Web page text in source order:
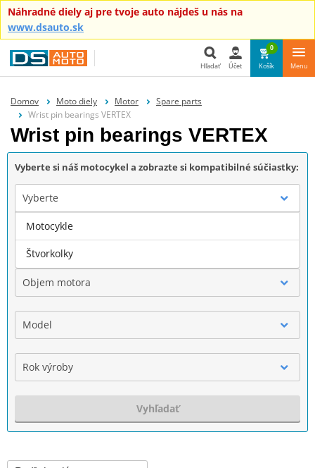
Náhradné diely aj pre tvoje auto nájdeš u nás na
www.dsauto.sk
Hľadať Účet
0
Košík Menu
Domov Moto diely Motor
Spare parts
Wrist pin bearings VERTEX
Wrist pin bearings VERTEX
Vyberte si náš motocykel a zobrazte si kompatibilné súčiastky:
Vyberte
Značka
Objem motora
Model
Rok výroby
Vyhľadať
Motocykle
Štvorkolky